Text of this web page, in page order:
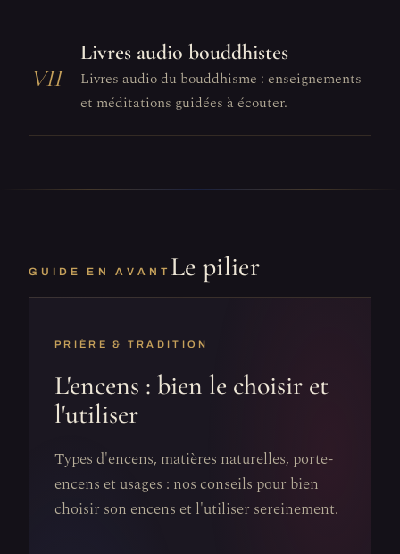
VII
Livres audio bouddhistes
Livres audio du bouddhisme : enseignements
et méditations guidées à écouter.
GUIDE EN AVANT Le pilier
PRIÈRE & TRADITION
L'encens : bien le choisir et
l'utiliser
Types d'encens, matières naturelles, porte-
encens et usages : nos conseils pour bien
choisir son encens et l'utiliser sereinement.